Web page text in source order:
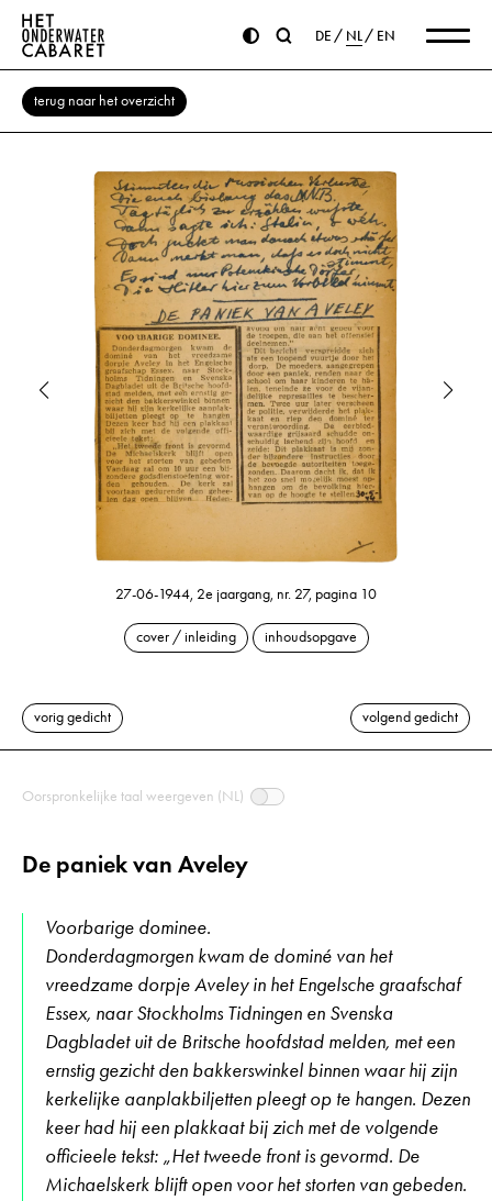
DE NL EN
terug naar het overzicht
27-06-1944, 2e jaargang, nr. 27, pagina 10
cover / inleiding inhoudsopgave
vorig gedicht volgend gedicht
Oorspronkelijke taal weergeven (NL)
De paniek van Aveley
Voorbarige dominee.
Donderdagmorgen kwam de dominé van het
vreedzame dorpje Aveley in het Engelsche graafschaf
Essex, naar Stockholms Tidningen en Svenska
Dagbladet uit de Britsche hoofdstad melden, met een
ernstig gezicht den bakkerswinkel binnen waar hij zijn
kerkelijke aanplakbiljetten pleegt op te hangen. Dezen
keer had hij een plakkaat bij zich met de volgende
officieele tekst: „Het tweede front is gevormd. De
Michaelskerk blijft open voor het storten van gebeden.